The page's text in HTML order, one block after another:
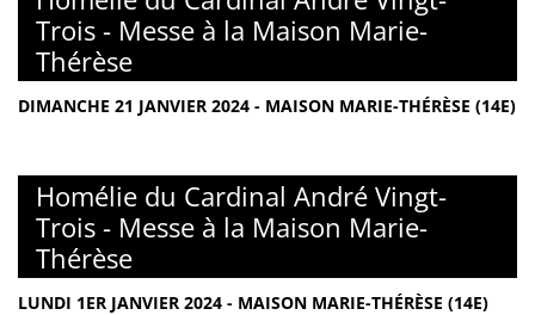
Trois - Messe à la Maison Marie-
Thérèse
DIMANCHE 21 JANVIER 2024 - MAISON MARIE-THÉRÈSE (14E)
Homélie du Cardinal André Vingt-
Trois - Messe à la Maison Marie-
Thérèse
LUNDI 1ER JANVIER 2024 - MAISON MARIE-THÉRÈSE (14E)